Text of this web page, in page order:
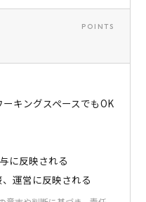
POINTS
キングスペースでもOK
に反映される
運営に反映される